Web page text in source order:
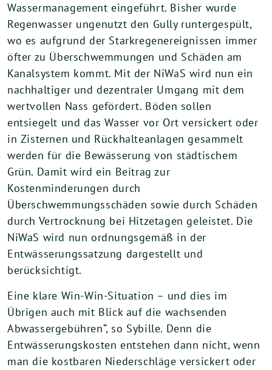
Wassermanagement eingeführt. Bisher wurde
Regenwasser ungenutzt den Gully runtergespült,
wo es aufgrund der Starkregenereignissen immer
öfter zu Überschwemmungen und Schäden am
Kanalsystem kommt. Mit der NiWaS wird nun ein
nachhaltiger und dezentraler Umgang mit dem
wertvollen Nass gefördert. Böden sollen
entsiegelt und das Wasser vor Ort versickert oder
in Zisternen und Rückhalteanlagen gesammelt
werden für die Bewässerung von städtischem
Grün. Damit wird ein Beitrag zur
Kostenminderungen durch
Überschwemmungsschäden sowie durch Schäden
durch Vertrocknung bei Hitzetagen geleistet. Die
NiWaS wird nun ordnungsgemäß in der
Entwässerungssatzung dargestellt und
berücksichtigt.
Eine klare Win-Win-Situation – und dies im
Übrigen auch mit Blick auf die wachsenden
Abwassergebühren“, so Sybille. Denn die
Entwässerungskosten entstehen dann nicht, wenn
man die kostbaren Niederschläge versickert oder